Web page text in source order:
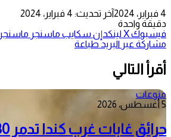
4 فبراير، 2024
آخر تحديث: 4 فبراير، 2024
دقيقة واحدة
فيسبوك‫Xلينكدإن سكايب ماسنجر ماسنجر
مشاركة عبر البريد طباعة
أقرأ التالي
منوعات
5 أغسطس، 2026
حرائق غابات غرب كندا تدمر 230 منزلا